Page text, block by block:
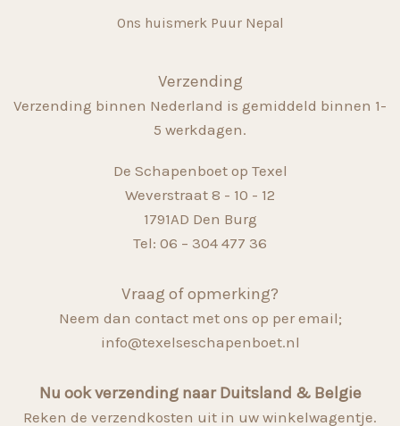
Ons huismerk Puur Nepal
Verzending
Verzending binnen Nederland is gemiddeld binnen 1-
5 werkdagen.
De Schapenboet op Texel
Weverstraat 8 - 10 - 12
1791AD Den Burg
Tel: 06 – 304 477 36
Vraag of opmerking?
Neem dan contact met ons op per email;
info@texelseschapenboet.nl
Nu ook verzending naar Duitsland & Belgie
Reken de verzendkosten uit in uw winkelwagentje.